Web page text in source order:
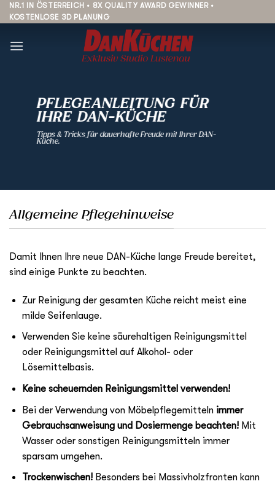
Zum
Inhalt
NR.1 IN ÖSTERREICH • 8X QUALITY AWARD GEWINNER •
KOSTENLOSE 3D PLANUNG
PFLEGEANLEITUNG FÜR
IHRE DAN-KÜCHE
Tipps & Tricks für dauerhafte Freude mit Ihrer DAN-
Küche.
Allgemeine Pflegehinweise
Damit Ihnen Ihre neue DAN-Küche lange Freude bereitet,
sind einige Punkte zu beachten.
Zur Reinigung der gesamten Küche reicht meist eine
milde Seifenlauge.
Verwenden Sie keine säurehaltigen Reinigungsmittel
oder Reinigungsmittel auf Alkohol- oder
Lösemittelbasis.
Keine scheuernden Reinigungsmittel verwenden!
Bei der Verwendung von Möbelpflegemitteln immer
Gebrauchsanweisung und Dosiermenge beachten! Mit
Wasser oder sonstigen Reinigungsmitteln immer
sparsam umgehen.
Trockenwischen!Besonders bei Massivholzfronten kann